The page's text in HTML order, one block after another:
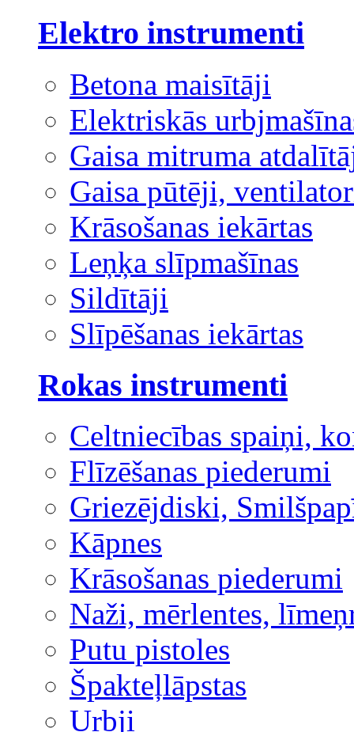
Elektro instrumenti
Betona maisītāji
Elektriskās
Gaisa mitruma
Gaisa pūtēji,
Krāsošanas iekārtas
Leņķa slīpmašīnas
Sildītāji
Slīpēšanas iekārtas
Rokas instrumenti
Celtniecības spaiņi,
Flīzēšanas piederumi
Griezējdiski,
Kāpnes
Krāsošanas piederumi
Naži, mērlentes,
Putu pistoles
Špakteļlāpstas
Urbji